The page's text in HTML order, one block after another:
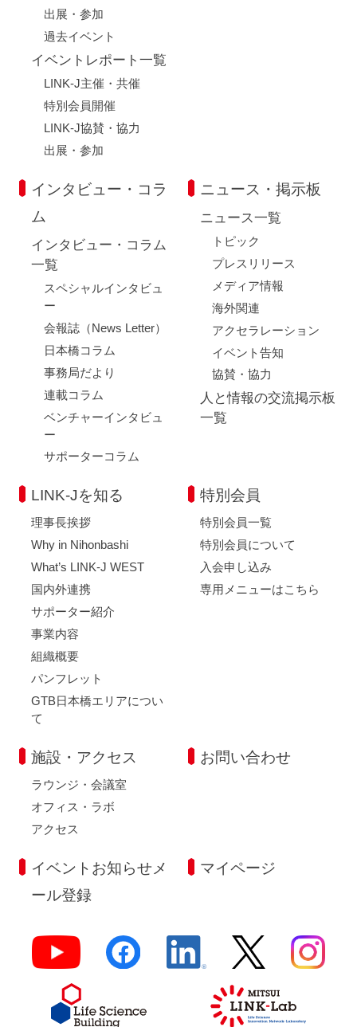
出展・参加
過去イベント
イベントレポート一覧
LINK-J主催・共催
特別会員開催
LINK-J協賛・協力
出展・参加
インタビュー・コラ
ム
インタビュー・コラム
一覧
スペシャルインタビュ
ー
会報誌（News Letter）
日本橋コラム
事務局だより
連載コラム
ベンチャーインタビュ
ー
サポーターコラム
ニュース・掲示板
ニュース一覧
トピック
プレスリリース
メディア情報
海外関連
アクセラレーション
イベント告知
協賛・協力
人と情報の交流掲示板
一覧
LINK-Jを知る
理事長挨拶
Why in Nihonbashi
What’s LINK-J WEST
国内外連携
サポーター紹介
事業内容
組織概要
パンフレット
GTB日本橋エリアについ
て
特別会員
特別会員一覧
特別会員について
入会申し込み
専用メニューはこちら
施設・アクセス
ラウンジ・会議室
オフィス・ラボ
アクセス
お問い合わせ
イベントお知らせメ
ール登録
マイページ